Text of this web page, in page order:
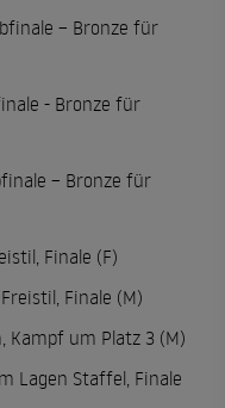
– Bronze für
- Bronze für
– Bronze für
Finale (F)
Finale (M)
Kampf um Platz 3 (M)
Lagen Staffel, Finale